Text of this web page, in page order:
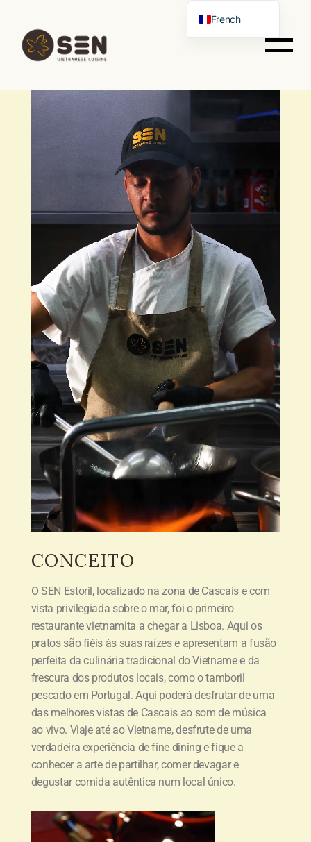
CONCEITO
O SEN Estoril, localizado na zona de Cascais e com
vista privilegiada sobre o mar, foi o primeiro
restaurante vietnamita a chegar a Lisboa. Aqui os
pratos são fiéis às suas raízes e apresentam a fusão
perfeita da culinária tradicional do Vietname e da
frescura dos produtos locais, como o tamboril
pescado em Portugal. Aqui poderá desfrutar de uma
das melhores vistas de Cascais ao som de música
ao vivo. Viaje até ao Vietname, desfrute de uma
verdadeira experiência de fine dining e fique a
conhecer a arte de partilhar, comer devagar e
degustar comida autêntica num local único.
French
Spanish
Vietnamese
Russian